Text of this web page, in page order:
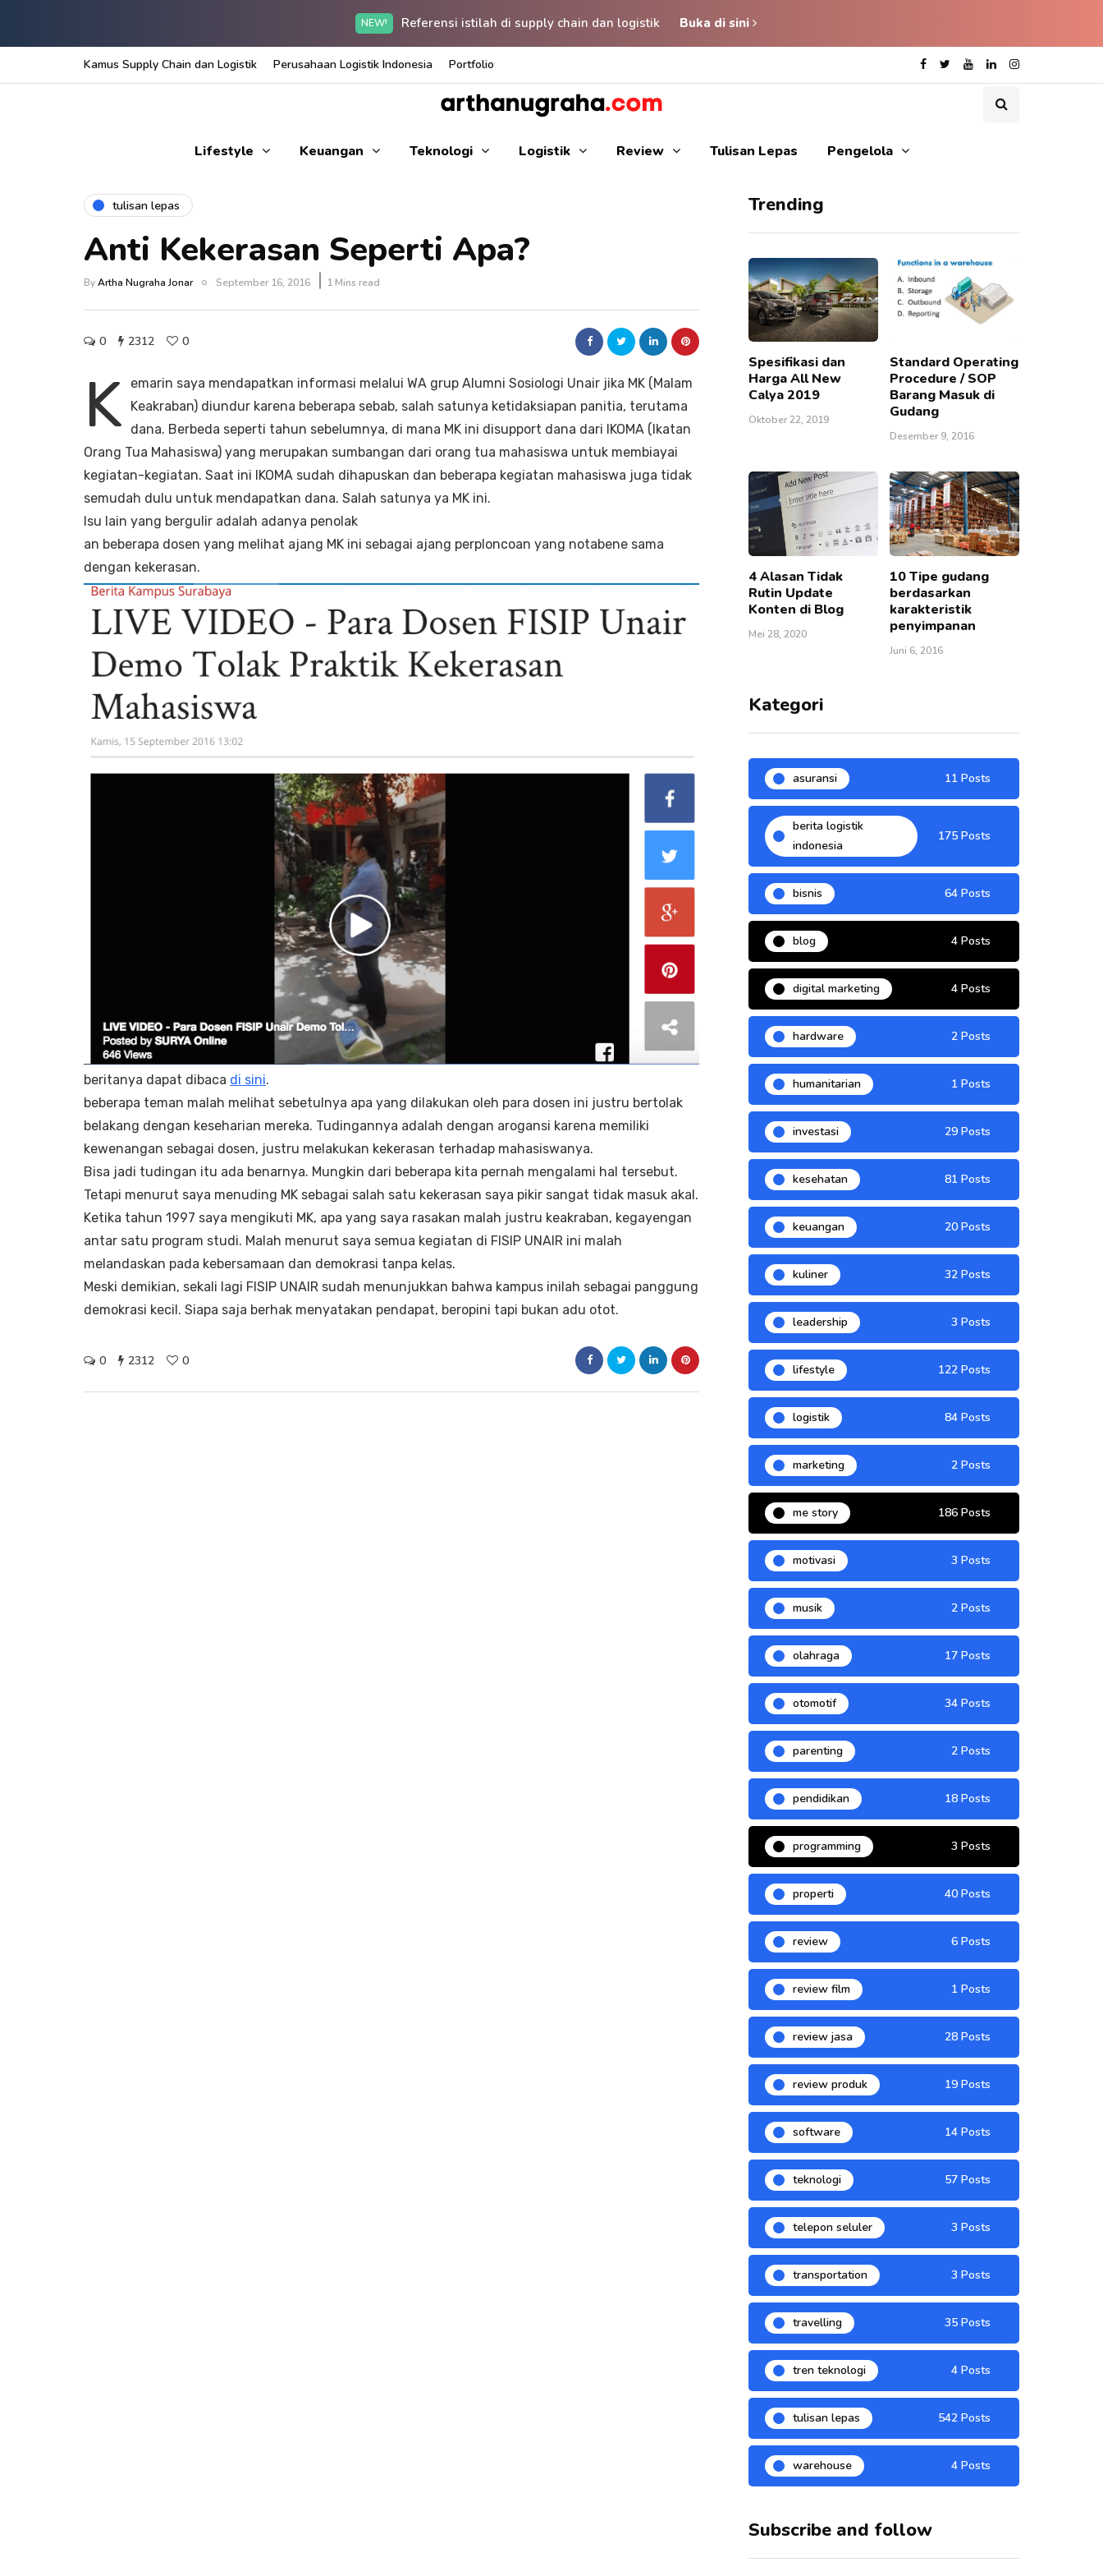
NEW! Referensi istilah di supply chain dan logistik Buka di sini
Kamus Supply Chain dan Logistik Perusahaan Logistik Indonesia Portfolio
Lifestyle Keuangan Teknologi Logistik Review Tulisan Lepas Pengelola
tulisan lepas
Anti Kekerasan Seperti Apa?
ByArtha Nugraha Jonar September 16, 2016 1 Mins read
0 2312 0
K
emarin saya mendapatkan informasi melalui WA grup Alumni Sosiologi Unair jika MK (Malam
Keakraban) diundur karena beberapa sebab, salah satunya ketidaksiapan panitia, terutama
dana. Berbeda seperti tahun sebelumnya, di mana MK ini disupport dana dari IKOMA (Ikatan
Orang Tua Mahasiswa) yang merupakan sumbangan dari orang tua mahasiswa untuk membiayai
kegiatan-kegiatan. Saat ini IKOMA sudah dihapuskan dan beberapa kegiatan mahasiswa juga tidak
semudah dulu untuk mendapatkan dana. Salah satunya ya MK ini.
Isu lain yang bergulir adalah adanya penolak
an beberapa dosen yang melihat ajang MK ini sebagai ajang perploncoan yang notabene sama
dengan kekerasan.
beritanya dapat dibaca di sini.
beberapa teman malah melihat sebetulnya apa yang dilakukan oleh para dosen ini justru bertolak
belakang dengan keseharian mereka. Tudingannya adalah dengan arogansi karena memiliki
kewenangan sebagai dosen, justru melakukan kekerasan terhadap mahasiswanya.
Bisa jadi tudingan itu ada benarnya. Mungkin dari beberapa kita pernah mengalami hal tersebut.
Tetapi menurut saya menuding MK sebagai salah satu kekerasan saya pikir sangat tidak masuk akal.
Ketika tahun 1997 saya mengikuti MK, apa yang saya rasakan malah justru keakraban, kegayengan
antar satu program studi. Malah menurut saya semua kegiatan di FISIP UNAIR ini malah
melandaskan pada kebersamaan dan demokrasi tanpa kelas.
Meski demikian, sekali lagi FISIP UNAIR sudah menunjukkan bahwa kampus inilah sebagai panggung
demokrasi kecil. Siapa saja berhak menyatakan pendapat, beropini tapi bukan adu otot.
0 2312 0
Trending
Spesifikasi dan
Harga All New
Calya 2019
Oktober 22, 2019
Standard Operating
Procedure / SOP
Barang Masuk di
Gudang
Desember 9, 2016
4 Alasan Tidak
Rutin Update
Konten di Blog
Mei 28, 2020
10 Tipe gudang
berdasarkan
karakteristik
penyimpanan
Juni 6, 2016
Kategori
asuransi 11 Posts
berita logistik
indonesia
175 Posts
bisnis 64 Posts
blog 4 Posts
digital marketing 4 Posts
hardware 2 Posts
humanitarian 1 Posts
investasi 29 Posts
kesehatan 81 Posts
keuangan 20 Posts
kuliner 32 Posts
leadership 3 Posts
lifestyle 122 Posts
logistik 84 Posts
marketing 2 Posts
me story 186 Posts
motivasi 3 Posts
musik 2 Posts
olahraga 17 Posts
otomotif 34 Posts
parenting 2 Posts
pendidikan 18 Posts
programming 3 Posts
properti 40 Posts
review 6 Posts
review film 1 Posts
review jasa 28 Posts
review produk 19 Posts
software 14 Posts
teknologi 57 Posts
telepon seluler 3 Posts
transportation 3 Posts
travelling 35 Posts
tren teknologi 4 Posts
tulisan lepas 542 Posts
warehouse 4 Posts
Subscribe and follow